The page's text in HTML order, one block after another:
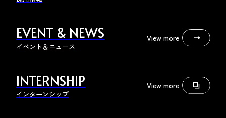
EVENT & NEWS
イベント＆ニュース
View more
INTERNSHIP
インターンシップ
View more